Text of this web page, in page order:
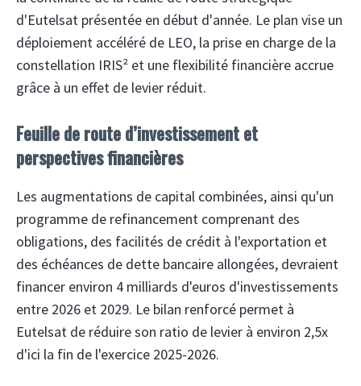
d'Eutelsat présentée en début d'année. Le plan vise un
déploiement accéléré de LEO, la prise en charge de la
constellation IRIS² et une flexibilité financière accrue
grâce à un effet de levier réduit.
Feuille de route d’investissement et
perspectives financières
Les augmentations de capital combinées, ainsi qu'un
programme de refinancement comprenant des
obligations, des facilités de crédit à l'exportation et
des échéances de dette bancaire allongées, devraient
financer environ 4 milliards d'euros d'investissements
entre 2026 et 2029. Le bilan renforcé permet à
Eutelsat de réduire son ratio de levier à environ 2,5x
d'ici la fin de l'exercice 2025-2026.